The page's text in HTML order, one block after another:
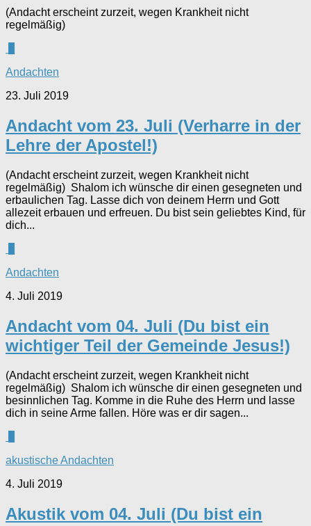
(Andacht erscheint zurzeit, wegen Krankheit nicht
regelmäßig)
Andachten
23. Juli 2019
Andacht vom 23. Juli (Verharre in der
Lehre der Apostel!)
(Andacht erscheint zurzeit, wegen Krankheit nicht
regelmäßig) Shalom ich wünsche dir einen gesegneten und
erbaulichen Tag. Lasse dich von deinem Herrn und Gott
allezeit erbauen und erfreuen. Du bist sein geliebtes Kind, für
dich...
Andachten
4. Juli 2019
Andacht vom 04. Juli (Du bist ein
wichtiger Teil der Gemeinde Jesus!)
(Andacht erscheint zurzeit, wegen Krankheit nicht
regelmäßig) Shalom ich wünsche dir einen gesegneten und
besinnlichen Tag. Komme in die Ruhe des Herrn und lasse
dich in seine Arme fallen. Höre was er dir sagen...
akustische Andachten
4. Juli 2019
Akustik vom 04. Juli (Du bist ein